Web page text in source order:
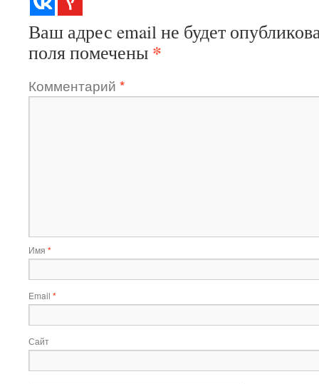
Ваш адрес email не будет
поля помечены *
Комментарий *
Имя *
Email *
Сайт